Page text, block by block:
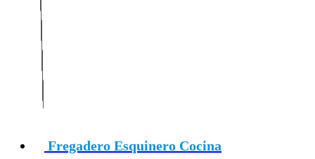
Fregadero Esquinero Cocina